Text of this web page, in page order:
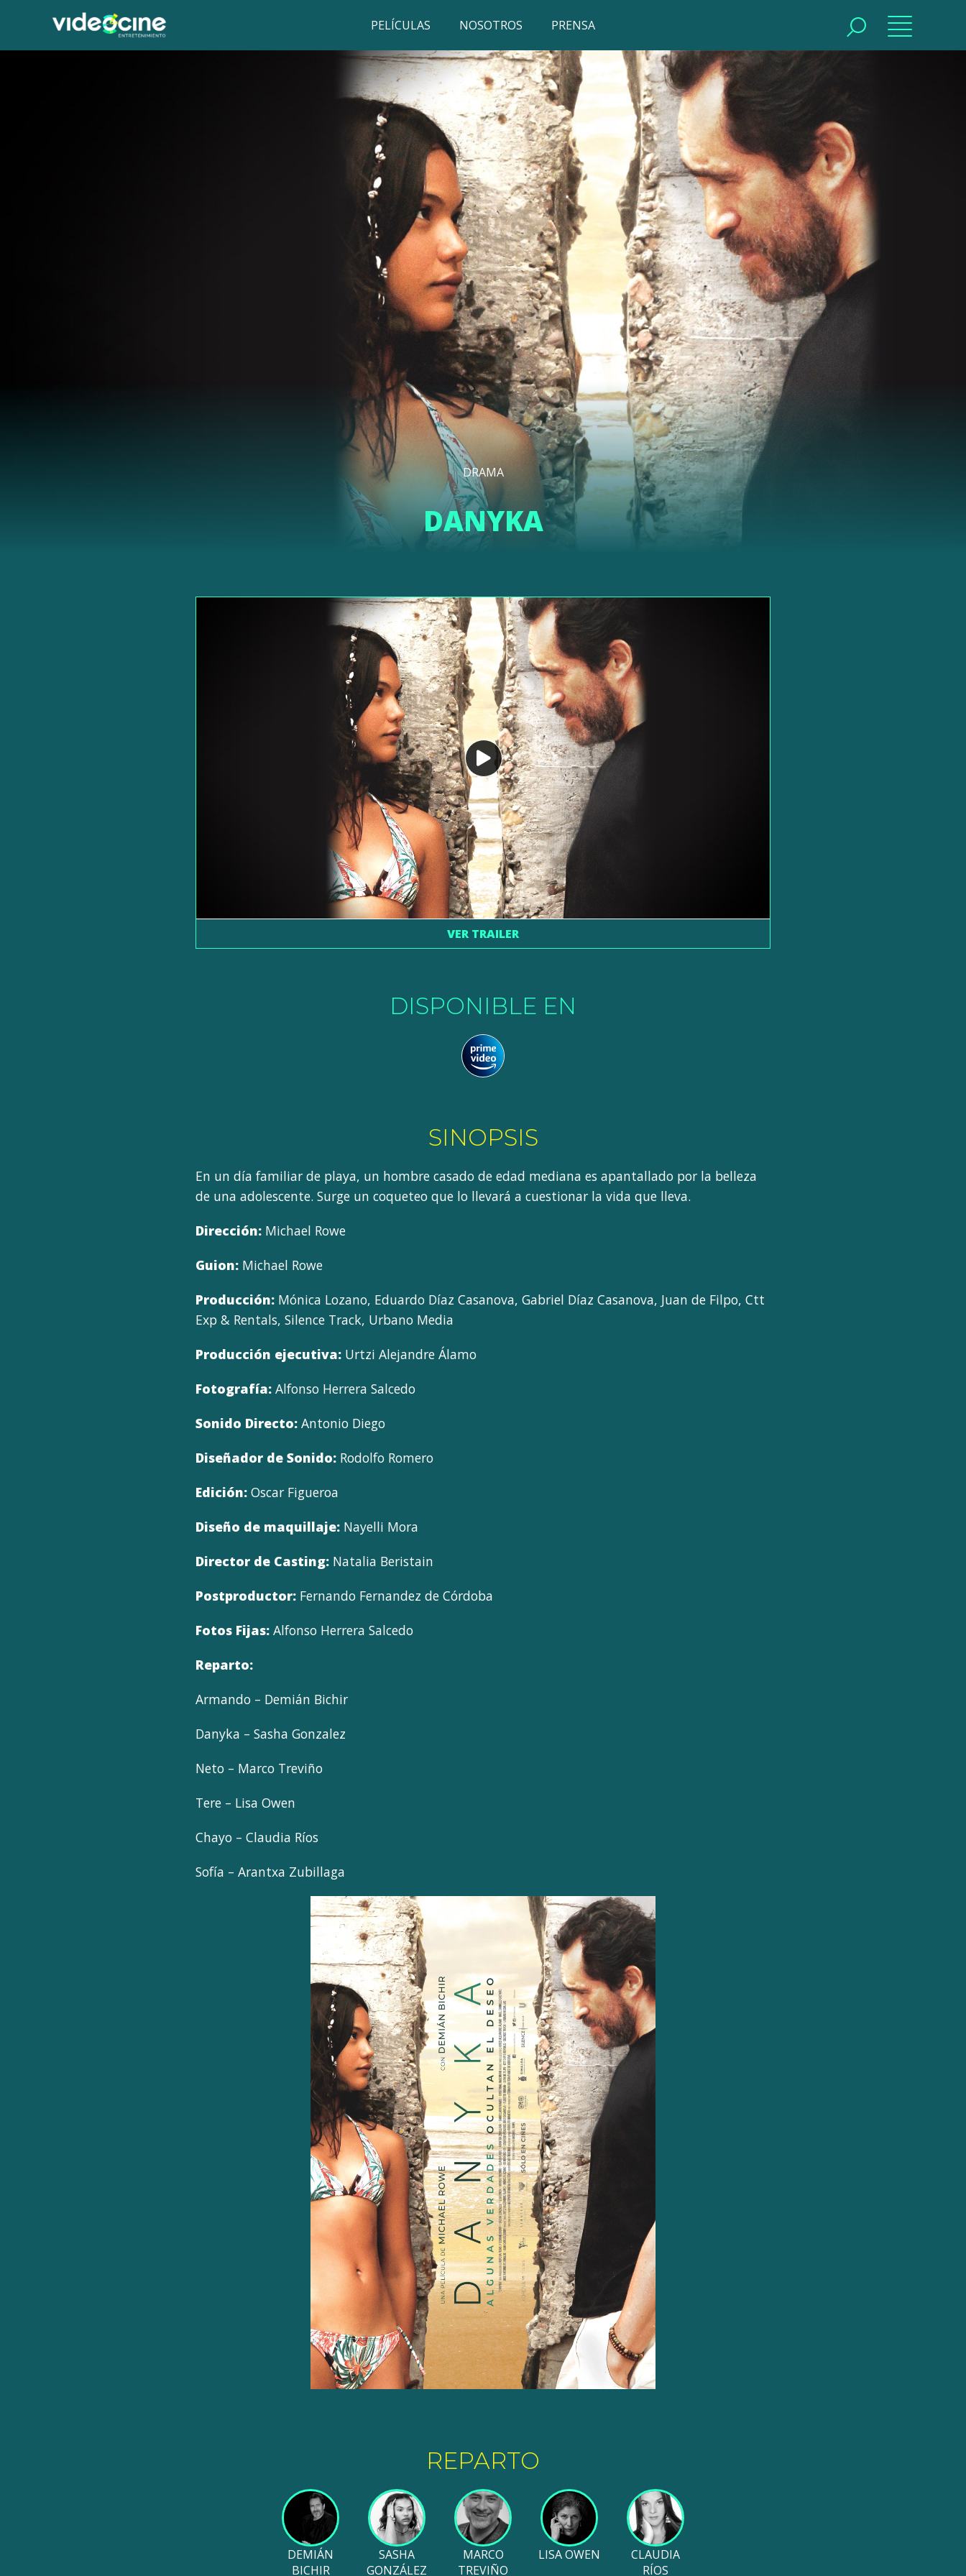
PELÍCULAS NOSOTROS PRENSA
DRAMA
DANYKA
VER TRAILER
DISPONIBLE EN
SINOPSIS
En un día familiar de playa, un hombre casado de edad mediana es apantallado por la belleza
de una adolescente. Surge un coqueteo que lo llevará a cuestionar la vida que lleva.
Dirección: Michael Rowe
Guion: Michael Rowe
Producción: Mónica Lozano, Eduardo Díaz Casanova, Gabriel Díaz Casanova, Juan de Filpo, Ctt
Exp & Rentals, Silence Track, Urbano Media
Producción ejecutiva: Urtzi Alejandre Álamo
Fotografía: Alfonso Herrera Salcedo
Sonido Directo: Antonio Diego
Diseñador de Sonido: Rodolfo Romero
Edición: Oscar Figueroa
Diseño de maquillaje: Nayelli Mora
Director de Casting: Natalia Beristain
Postproductor: Fernando Fernandez de Córdoba
Fotos Fijas: Alfonso Herrera Salcedo
Reparto:
Armando – Demián Bichir
Danyka – Sasha Gonzalez
Neto – Marco Treviño
Tere – Lisa Owen
Chayo – Claudia Ríos
Sofía – Arantxa Zubillaga
REPARTO
DEMIÁN
BICHIR
SASHA
GONZÁLEZ
MARCO
TREVIÑO
LISA OWEN
CLAUDIA
RÍOS